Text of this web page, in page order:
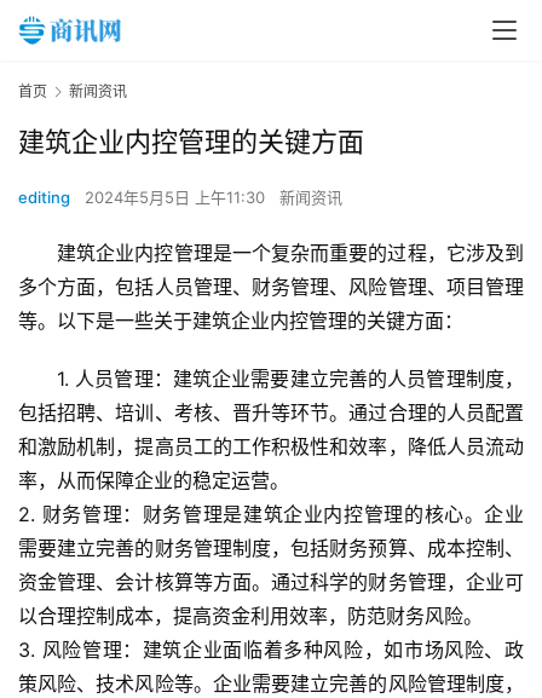
首页 新闻资讯
建筑企业内控管理的关键方面
editing 2024年5月5日 上午11:30 新闻资讯
建筑企业内控管理是一个复杂而重要的过程，它涉及到
多个方面，包括人员管理、财务管理、风险管理、项目管理
等。以下是一些关于建筑企业内控管理的关键方面：
1. 人员管理：建筑企业需要建立完善的人员管理制度，
包括招聘、培训、考核、晋升等环节。通过合理的人员配置
和激励机制，提高员工的工作积极性和效率，降低人员流动
率，从而保障企业的稳定运营。
2. 财务管理：财务管理是建筑企业内控管理的核心。企业
需要建立完善的财务管理制度，包括财务预算、成本控制、
资金管理、会计核算等方面。通过科学的财务管理，企业可
以合理控制成本，提高资金利用效率，防范财务风险。
3. 风险管理：建筑企业面临着多种风险，如市场风险、政
策风险、技术风险等。企业需要建立完善的风险管理制度，